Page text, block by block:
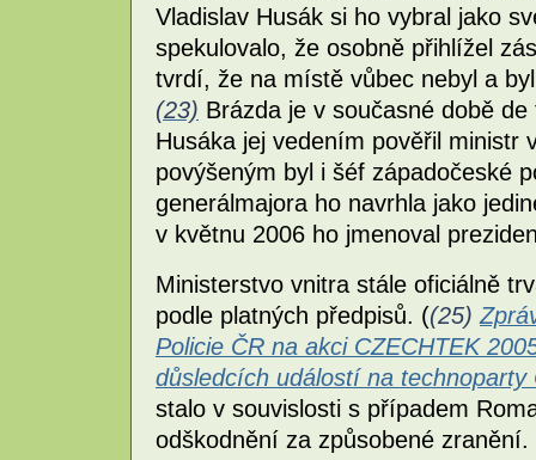
Vladislav Husák si ho vybral jako
spekulovalo, že osobně přihlížel
tvrdí, že na místě vůbec nebyl a
(23) Brázda je v současné době
Husáka jej vedením pověřil ministr
povýšeným byl i šéf západočeské
generálmajora ho navrhla jako
v květnu 2006 ho jmenoval
Ministerstvo vnitra stále oficiálně
podle platných předpisů. ((25)
Policie ČR na akci CZECHTEK
důsledcích událostí na technoparty
stalo v souvislosti s případem
odškodnění za způsobené